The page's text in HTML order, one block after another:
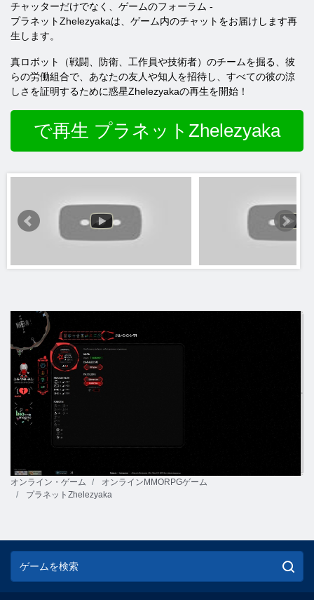
チャッターだけでなく、ゲームのフォーラム -
プラネットZhelezyakaは、ゲーム内のチャットをお届けします再
生します。
真ロボット（戦闘、防衛、工作員や技術者）のチームを掘る、彼
らの労働組合で、あなたの友人や知人を招待し、すべての彼の涼
しさを証明するために惑星Zhelezyakaの再生を開始！
で再生 プラネットZhelezyaka
オンライン・ゲーム
オンラインMMORPGゲーム
プラネットZhelezyaka